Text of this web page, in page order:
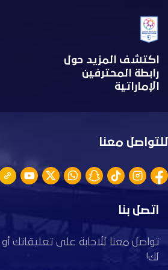
اكتشف المزيد حول
رابطة المحترفين
الإماراتية
للتواصل معنا
اتصل بنا
تواصل معنا للاجابة على تعليقاتك
لك!